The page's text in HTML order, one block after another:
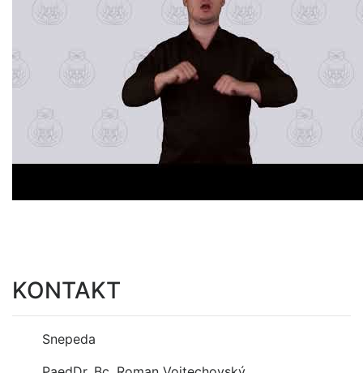
KONTAKT
Snepeda